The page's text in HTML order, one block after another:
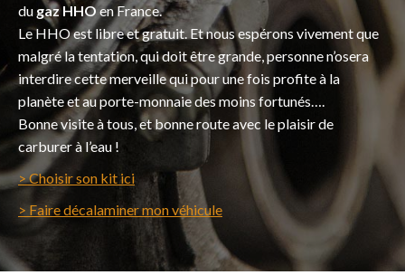
du gaz HHOen France.
Le HHO est libre et gratuit. Et nous espérons vivement que
malgré la tentation, qui doit être grande, personne n’osera
interdire cette merveille qui pour une fois profite à la
planète et au porte-monnaie des moins fortunés….
Bonne visite à tous, et bonne route avec le plaisir de
carburer à l’eau !
> Choisir son kit ici
> Faire décalaminer mon véhicule